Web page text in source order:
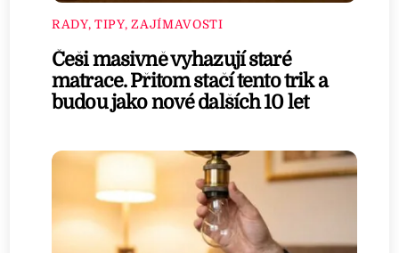
RADY, TIPY, ZAJÍMAVOSTI
Češi masivně vyhazují staré
matrace. Přitom stačí tento trik a
budou jako nové dalších 10 let